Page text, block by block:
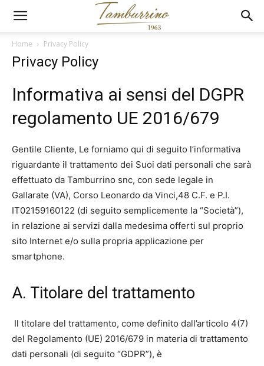
Home Privacy Policy
Privacy Policy
Informativa ai sensi del DGPR
regolamento UE 2016/679
Gentile Cliente, Le forniamo qui di seguito l’informativa
riguardante il trattamento dei Suoi dati personali che sarà
effettuato da Tamburrino snc, con sede legale in
Gallarate (VA), Corso Leonardo da Vinci,48 C.F. e P.I.
IT02159160122 (di seguito semplicemente la “Società”),
in relazione ai servizi dalla medesima offerti sul proprio
sito Internet e/o sulla propria applicazione per
smartphone.
A. Titolare del trattamento
Il titolare del trattamento, come definito dall’articolo 4(7)
del Regolamento (UE) 2016/679 in materia di trattamento
dati personali (di seguito “GDPR”), è